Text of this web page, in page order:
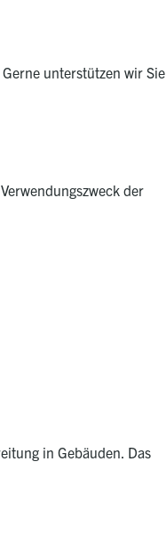
unterstützen wir Sie
der
in Gebäuden. Das